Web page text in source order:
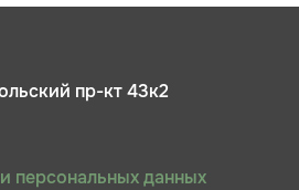
пр-кт 43к2
персональных данных